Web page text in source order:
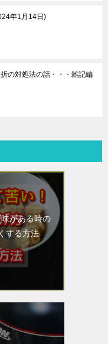
年1月14日
の対処法の話・・・雑記編
がある時の
する方法